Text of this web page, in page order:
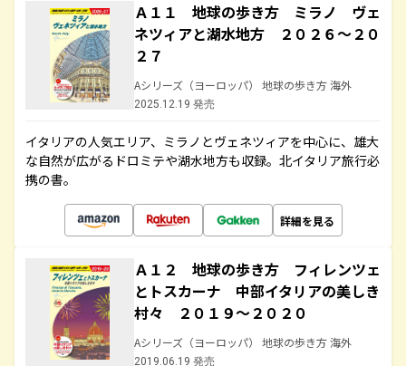
Ａ１１ 地球の歩き方 ミラノ ヴェ
ネツィアと湖水地方 ２０２６～２０
２７
Aシリーズ（ヨーロッパ） 地球の歩き方 海外
2025.12.19 発売
イタリアの人気エリア、ミラノとヴェネツィアを中心に、雄大
な自然が広がるドロミテや湖水地方も収録。北イタリア旅行必
携の書。
詳細を見る
Ａ１２ 地球の歩き方 フィレンツェ
とトスカーナ 中部イタリアの美しき
村々 ２０１９～２０２０
Aシリーズ（ヨーロッパ） 地球の歩き方 海外
2019.06.19 発売